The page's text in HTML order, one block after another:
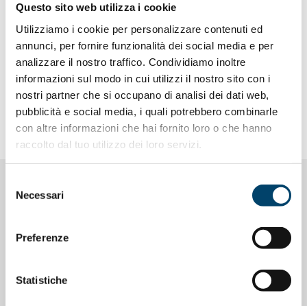
Questo sito web utilizza i cookie
Utilizziamo i cookie per personalizzare contenuti ed
annunci, per fornire funzionalità dei social media e per
analizzare il nostro traffico. Condividiamo inoltre
informazioni sul modo in cui utilizzi il nostro sito con i
nostri partner che si occupano di analisi dei dati web,
pubblicità e social media, i quali potrebbero combinarle
con altre informazioni che hai fornito loro o che hanno
raccolto dal tuo utilizzo dei loro servizi.
delNecessari
Preferenze
Statistiche
terapie anti-cancro e alla minore invasività degli
interventi chirurgici ma anche e, soprattutto, alla
diagnosi precoce, che permette di individuare un tumore
quando è ancora di dimensioni ridotte, e alla prevenzione
che sta portando a una netta diminuzione dell’incidenza
delle patologie tumorali”, conclude Alloisio.
DaQuotidiano Sanità
NOTIZIE CORRELATE